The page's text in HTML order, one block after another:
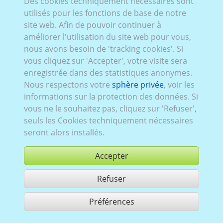
Audi_190:32004 ,tout électrique ,actuel (depuis 2025)
5 portes
Audi_185:32044,tout électrique,actuel (depuis 2024)
5 portes
Audi_184:32004,tout électrique,2024–2025,5 portes
partager 3 résultats
utilisés pour les fonctions de base de notre
site web. Afin de pouvoir continuer à
améliorer l'utilisation du site web pour vous,
nous avons besoin de 'tracking cookies'. Si
vous cliquez sur 'Accepter', votre visite sera
enregistrée dans des statistiques anonymes.
Nous respectons votre sphère privée, voir les
informations sur la protection des données. Si
vous ne le souhaitez pas, cliquez sur 'Refuser',
seuls les Cookies techniquement nécessaires
seront alors installés.
Accepter
Refuser
Préférences